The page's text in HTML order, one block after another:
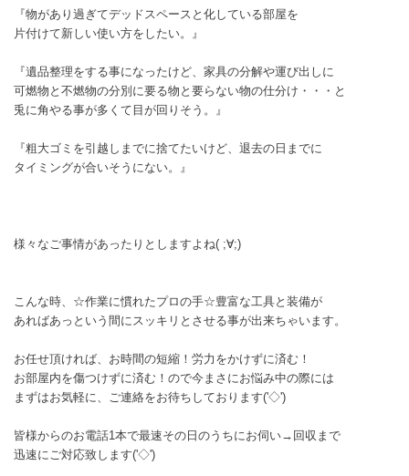
『物があり過ぎてデッドスペースと化している部屋を
片付けて新しい使い方をしたい。』
『遺品整理をする事になったけど、家具の分解や運び出しに
可燃物と不燃物の分別に要る物と要らない物の仕分け・・・と
兎に角やる事が多くて目が回りそう。』
『粗大ゴミを引越しまでに捨てたいけど、退去の日までに
タイミングが合いそうにない。』
様々なご事情があったりとしますよね( ;∀;)
こんな時、☆作業に慣れたプロの手☆豊富な工具と装備が
あればあっという間にスッキリとさせる事が出来ちゃいます。
お任せ頂ければ、お時間の短縮！労力をかけずに済む！
お部屋内を傷つけずに済む！ので今まさにお悩み中の際には
まずはお気軽に、ご連絡をお待ちしております('◇')ゞ
皆様からのお電話1本で最速その日のうちにお伺い→回収まで
迅速にご対応致します('◇')ゞ